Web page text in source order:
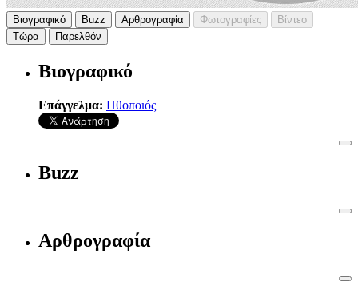
Βιογραφικό Buzz Αρθρογραφία Φωτογραφίες
Βίντεο
Τώρα
Παρελθόν
Βιογραφικό
Επάγγελμα: Ηθοποιός
Buzz
Αρθρογραφία